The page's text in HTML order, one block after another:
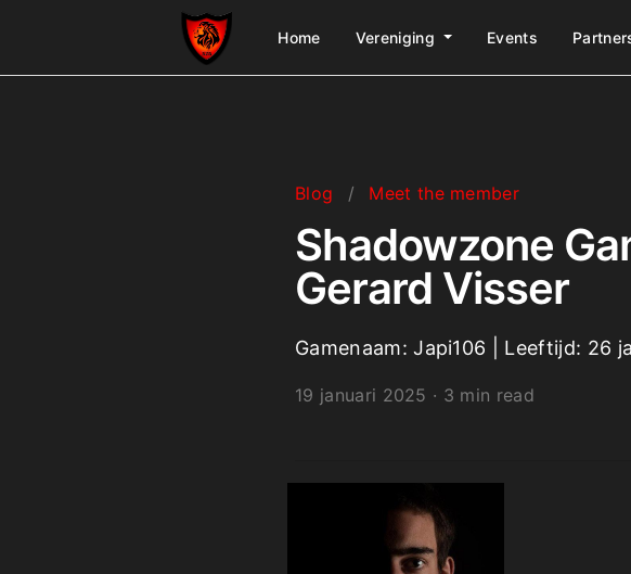
Home Vereniging Events
Blog / Meet the member
Shadowzone
Gerard Visser
Gamenaam: Japi106 | Leeftijd: 26
19 januari 2025 · 3 min read